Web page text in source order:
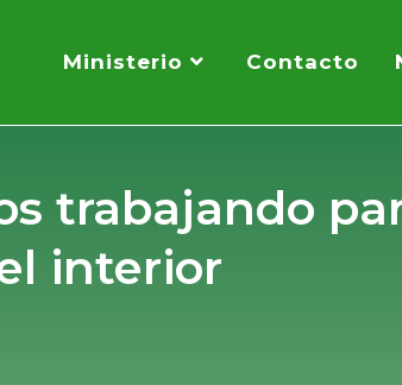
Ministerio Contacto
trabajando
interior